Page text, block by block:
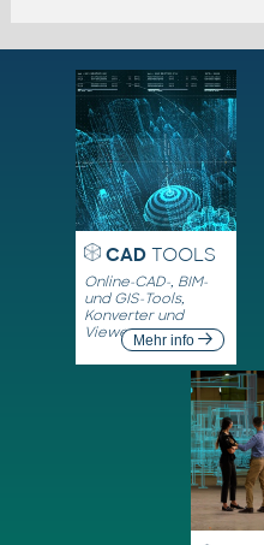
CADTOOLS
Online-CAD-, BIM-
und GIS-Tools,
Konverter und
ViewerMehr info